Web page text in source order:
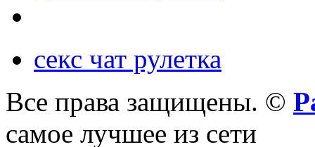
секс чат рулетка
Все права защищены. ©
самое лучшее из сети